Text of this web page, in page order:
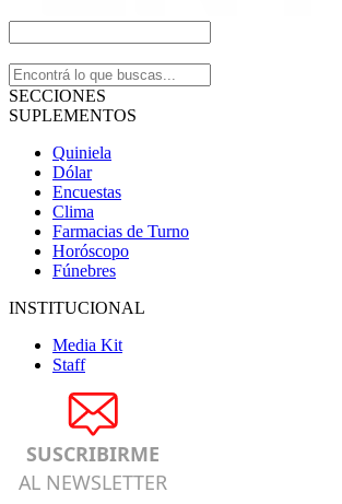
SECCIONES
SUPLEMENTOS
Quiniela
Dólar
Encuestas
Clima
Farmacias de Turno
Horóscopo
Fúnebres
INSTITUCIONAL
Media Kit
Staff
SUSCRIBIRME
AL NEWSLETTER